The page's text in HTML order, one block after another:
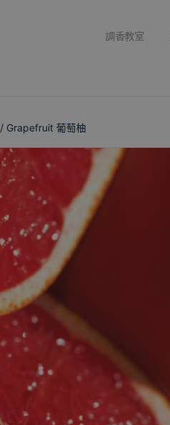
調香教室
/ Grapefruit 葡萄柚